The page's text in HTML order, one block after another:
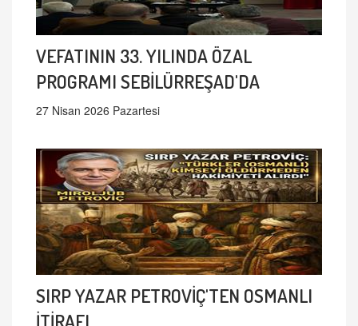
VEFATININ 33. YILINDA ÖZAL
PROGRAMI SEBİLÜRREŞAD'DA
27 Nisan 2026 Pazartesi
SIRP YAZAR PETROVİÇ'TEN OSMANLI
İTİRAFI